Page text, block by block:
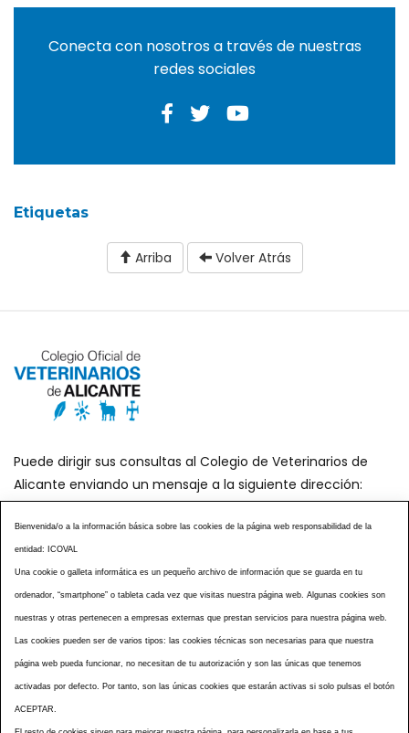
Conecta con nosotros a través de nuestras
redes sociales
Etiquetas
Arriba Volver Atrás
Puede dirigir sus consultas al Colegio de Veterinarios de
Alicante enviando un mensaje a la siguiente dirección:
secretaria@icoval.org
¿SABÍAS QUÉ?
CENTROS VETERINARIOS
TABLÓN ANUNCIOS
CURSOS Y EVENTOS
TÉRMINOS Y CONDICIONES
ESPECIAL COVID 19
NOTICIAS
Bienvenida/o a la información básica sobre las cookies de la página web responsabilidad de la
entidad: ICOVAL
Una cookie o galleta informática es un pequeño archivo de información que se guarda en tu
ordenador, “smartphone” o tableta cada vez que visitas nuestra página web. Algunas cookies son
nuestras y otras pertenecen a empresas externas que prestan servicios para nuestra página web.
Las cookies pueden ser de varios tipos: las cookies técnicas son necesarias para que nuestra
página web pueda funcionar, no necesitan de tu autorización y son las únicas que tenemos
activadas por defecto. Por tanto, son las únicas cookies que estarán activas si solo pulsas el botón
ACEPTAR.